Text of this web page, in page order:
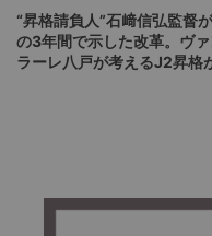
“昇格請負人”石﨑信弘監督
の3年間で示した改革。ヴァ
ラーレ八戸が考えるJ2昇格